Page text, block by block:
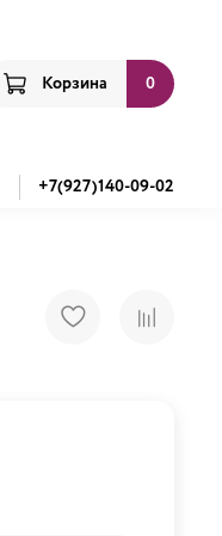
Корзина 0
+7(927)140-09-02